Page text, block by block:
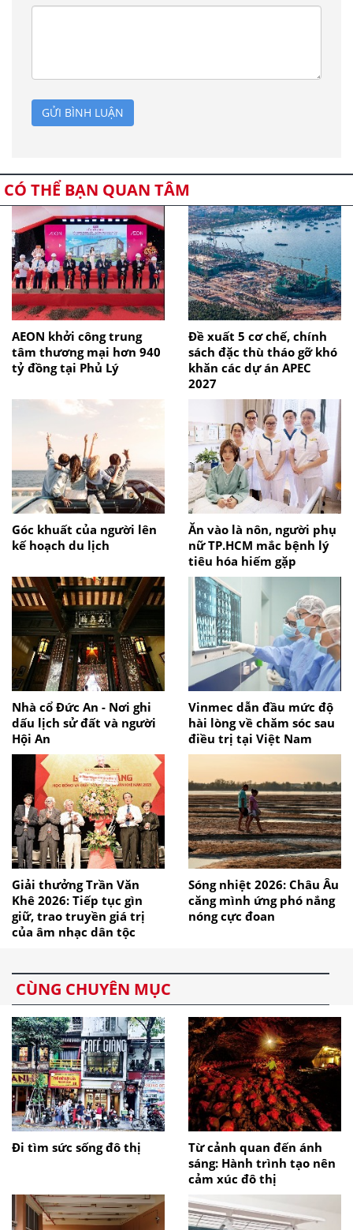
GỬI BÌNH LUẬN
CÓ THỂ BẠN QUAN TÂM
AEON khởi công trung
tâm thương mại hơn 940
tỷ đồng tại Phủ Lý
Đề xuất 5 cơ chế, chính
sách đặc thù tháo gỡ khó
khăn các dự án APEC
2027
Góc khuất của người lên
kế hoạch du lịch
Ăn vào là nôn, người phụ
nữ TP.HCM mắc bệnh lý
tiêu hóa hiếm gặp
Nhà cổ Đức An - Nơi ghi
dấu lịch sử đất và người
Hội An
Vinmec dẫn đầu mức độ
hài lòng về chăm sóc sau
điều trị tại Việt Nam
Giải thưởng Trần Văn
Khê 2026: Tiếp tục gìn
giữ, trao truyền giá trị
của âm nhạc dân tộc
Sóng nhiệt 2026: Châu Âu
căng mình ứng phó nắng
nóng cực đoan
CÙNG CHUYÊN MỤC
Đi tìm sức sống đô thị
Từ cảnh quan đến ánh
sáng: Hành trình tạo nên
cảm xúc đô thị